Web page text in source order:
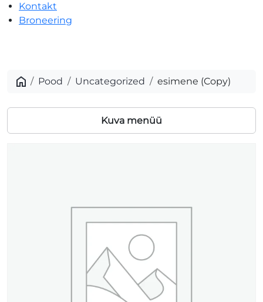
Kontakt
Broneering
Pood Uncategorized esimene (Copy)
Kuva menüü